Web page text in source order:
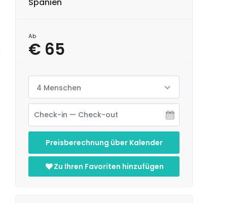
Ab
€ 65
4 Menschen
Preisberechnung über Kalender
Zu Ihren Favoriten hinzufügen